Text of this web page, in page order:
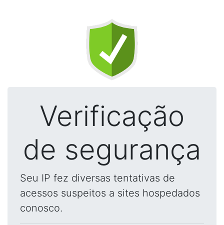
Verificação
de segurança
Seu IP fez diversas tentativas de
acessos suspeitos a sites hospedados
conosco.